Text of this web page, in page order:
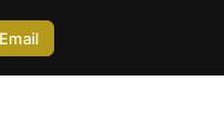
Email